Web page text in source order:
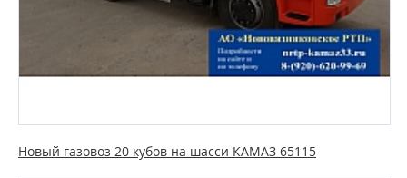
Новый газовоз 20 кубов на шасси КАМАЗ 65115